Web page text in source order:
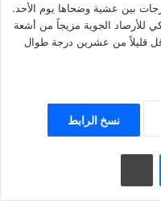
بين عشية وضحاها يوم الأحد.
للأرصاد الجوية مزيجاً من أشعة
قليلاً من عشرين درجة طوال
نسخ الرابط
تيلقرام مشاركة عبر البريد